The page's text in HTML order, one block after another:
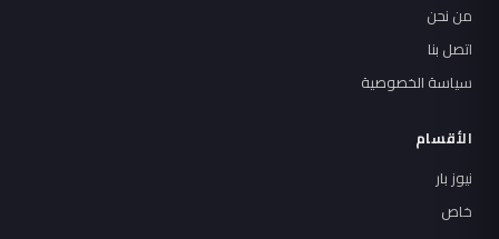
من نحن
اتصل بنا
سياسة الخصوصية
الأقسام
نيوز بار
خاص